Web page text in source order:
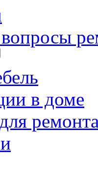
в доме